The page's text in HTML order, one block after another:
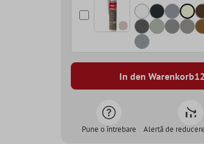
In den Warenkorb
Pune o întrebare Alertă de